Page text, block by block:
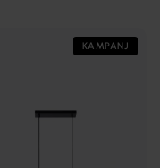
KAMPANJ